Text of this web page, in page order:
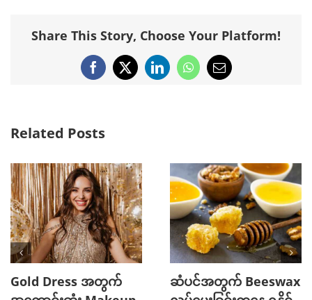
Share This Story, Choose Your Platform!
Facebook
X LinkedInWhatsApp
Email
Related Posts
Gold Dress အတွက်
ဆံပင်အတွက် Beeswax